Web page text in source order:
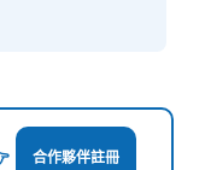
合作夥伴註冊